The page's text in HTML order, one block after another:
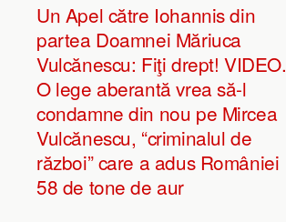
Un Apel către Iohannis din
partea Doamnei Măriuca
Vulcănescu: Fiţi drept! VIDEO.
O lege aberantă vrea să-l
condamne din nou pe Mircea
Vulcănescu, “criminalul de
război” care a adus României
58 de tone de aur